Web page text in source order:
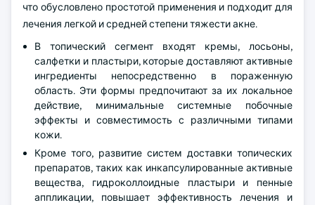
что обусловлено простотой применения и подходит для
лечения легкой и средней степени тяжести акне.
В топический сегмент входят кремы, лосьоны,
салфетки и пластыри, которые доставляют активные
ингредиенты непосредственно в пораженную
область. Эти формы предпочитают за их локальное
действие, минимальные системные побочные
эффекты и совместимость с различными типами
кожи.
Кроме того, развитие систем доставки топических
препаратов, таких как инкапсулированные активные
вещества, гидроколлоидные пластыри и пенные
аппликации, повышает эффективность лечения и